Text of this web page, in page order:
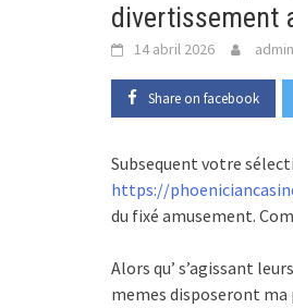
divertissement
14 abril 2026 admin
Share on facebook
Subsequent votre
https://
du fixé amusement.
Alors qu’ s’agissant
memes disposeront ma